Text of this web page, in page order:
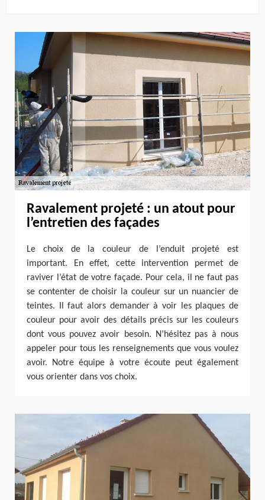
Ravalement projeté : un atout pour
l’entretien des façades
Le choix de la couleur de l’enduit projeté est
important. En effet, cette intervention permet de
raviver l’état de votre façade. Pour cela, il ne faut pas
se contenter de choisir la couleur sur un nuancier de
teintes. Il faut alors demander à voir les plaques de
couleur pour avoir des détails précis sur les couleurs
dont vous pouvez avoir besoin. N’hésitez pas à nous
appeler pour tous les renseignements que vous voulez
avoir. Notre équipe à votre écoute peut également
vous orienter dans vos choix.